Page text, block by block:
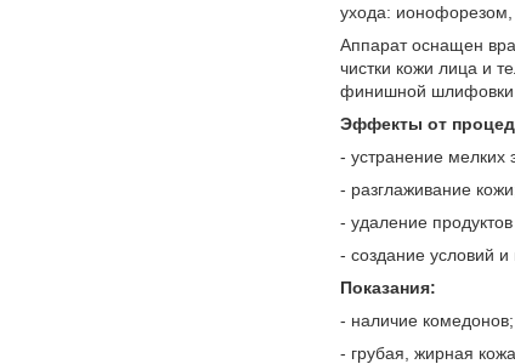
ухода:
Аппарат оснащен
чистки кожи лица и
финишной шлифовки
Эффекты от
- устранение
- разглаживание
- удаление
- создание условий и
Показания:
- наличие комедонов;
- грубая, жирная